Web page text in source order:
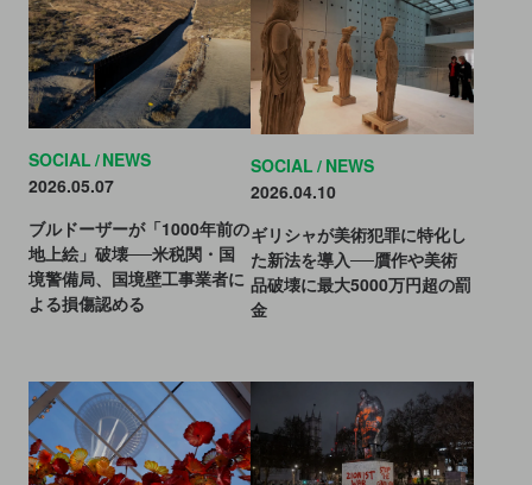
SOCIAL NEWS
2026.05.07
ブルドーザーが「1000年前の
地上絵」破壊──米税関・国
境警備局、国境壁工事業者に
よる損傷認める
SOCIAL NEWS
2026.04.10
ギリシャが美術犯罪に特化し
た新法を導入──贋作や美術
品破壊に最大5000万円超の罰
金